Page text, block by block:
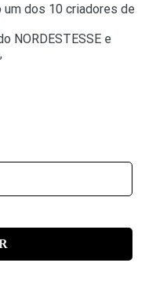
dos 10 criadores de
NORDESTESSE e